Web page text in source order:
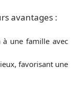
avantages :
à une famille avec
favorisant une